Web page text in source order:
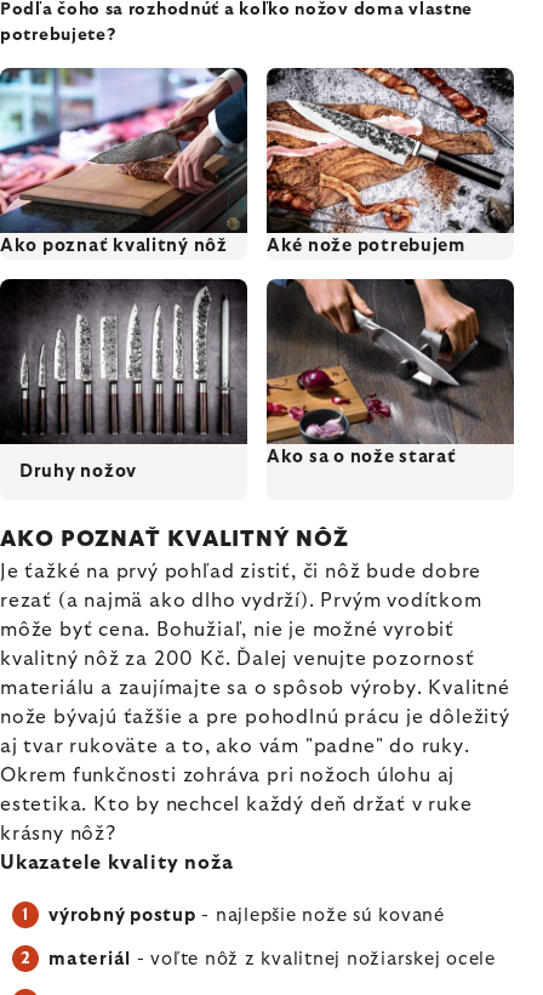
Podľa čoho sa rozhodnúť a koľko nožov doma vlastne
potrebujete?
Ako poznať kvalitný nôž Aké nože potrebujem
Druhy nožov
Ako sa o nože starať
AKO POZNAŤ KVALITNÝ NÔŽ
Je ťažké na prvý pohľad zistiť, či nôž bude dobre
rezať (a najmä ako dlho vydrží). Prvým vodítkom
môže byť cena. Bohužiaľ, nie je možné vyrobiť
kvalitný nôž za 200 Kč. Ďalej venujte pozornosť
materiálu a zaujímajte sa o spôsob výroby. Kvalitné
nože bývajú ťažšie a pre pohodlnú prácu je dôležitý
aj tvar rukoväte a to, ako vám "padne" do ruky.
Okrem funkčnosti zohráva pri nožoch úlohu aj
estetika. Kto by nechcel každý deň držať v ruke
krásny nôž?
Ukazatele kvality noža
výrobný postup - najlepšie nože sú kované
materiál - voľte nôž z kvalitnej nožiarskej ocele